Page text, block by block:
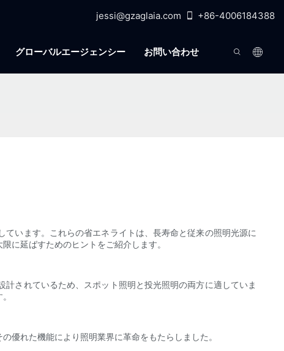
jessi@gzaglaia.com +86-4006184388
グローバルエージェンシー お問い合わせ
います。これらの省エネライトは、長寿命と従来の照明光源に
に延ばすためのヒントをご紹介します。
されているため、スポット照明と投光照明の両方に適していま
優れた機能により照明業界に革命をもたらしました。